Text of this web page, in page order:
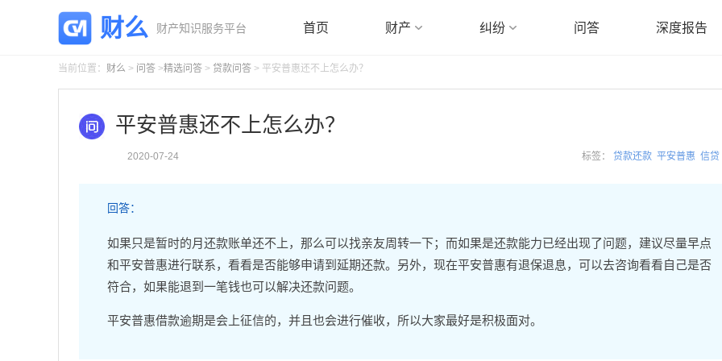
财么 财产知识服务平台 首页 财产 纠纷 问答 深度报告
当前位置： 财么 > 问答 >精选问答 > 贷款问答 > 平安普惠还不上怎么办？
平安普惠还不上怎么办？
标签： 贷款还款 平安普惠 信贷
2020-07-24
回答：
如果只是暂时的月还款账单还不上，那么可以找亲友周转一下；而如果是还款能力已经出现了问题，建议尽量早点
和平安普惠进行联系，看看是否能够申请到延期还款。另外，现在平安普惠有退保退息，可以去咨询看看自己是否
符合，如果能退到一笔钱也可以解决还款问题。
平安普惠借款逾期是会上征信的，并且也会进行催收，所以大家最好是积极面对。